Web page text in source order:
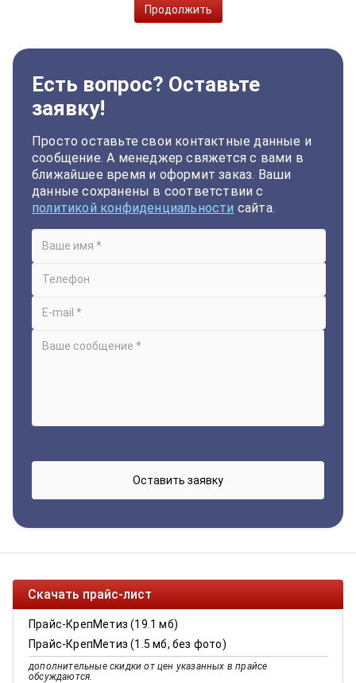
Продолжить
Есть вопрос? Оставьте
заявку!
Просто оставьте свои контактные данные и
сообщение. А менеджер свяжется с вами в
ближайшее время и оформит заказ. Ваши
данные сохранены в соответствии с
политикой конфиденциальности сайта.
Скачать прайс-лист
Прайс-КрепМетиз (19.1 мб)
Прайс-КрепМетиз (1.5 мб, без фото)
дополнительные скидки от цен указанных в прайсе
обсуждаются.